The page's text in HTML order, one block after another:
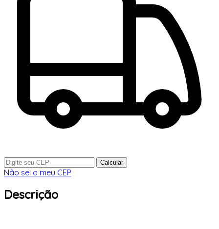
Calcular
Não sei o meu CEP
Descrição